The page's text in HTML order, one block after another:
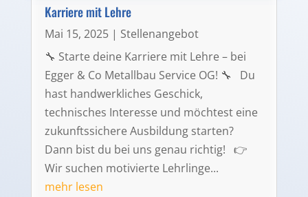
Karriere mit Lehre
Mai 15, 2025| Stellenangebot
🔧 Starte deine Karriere mit Lehre – bei
Egger & Co Metallbau Service OG! 🔧 Du
hast handwerkliches Geschick,
technisches Interesse und möchtest eine
zukunftssichere Ausbildung starten?
Dann bist du bei uns genau richtig! 👉
Wir suchen motivierte Lehrlinge...
mehr lesen